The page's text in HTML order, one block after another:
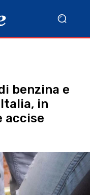
benzina e
in
accise